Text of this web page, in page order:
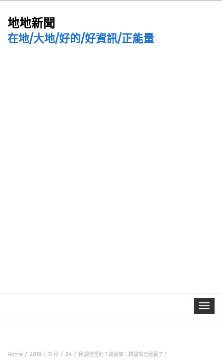
地地新聞
在地/大地/好的/好資訊/正能量
Toggle
Home 2019 11 月 24 民調怪怪的？胡幼偉：韓國瑜已經贏了！